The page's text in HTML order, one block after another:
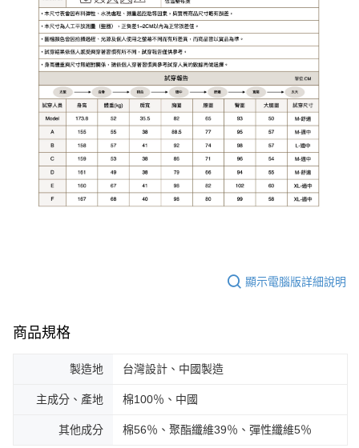
顯示電腦版詳細說明
商品規格
製造地 台灣設計、中國製造
主成分、產地 棉100％、中國
其他成分 棉56％、聚酯纖維39％、彈性纖維5％